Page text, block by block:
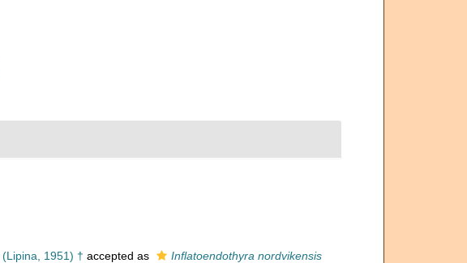
(Lipina, 1951) † accepted as Inflatoendothyra nordvikensis